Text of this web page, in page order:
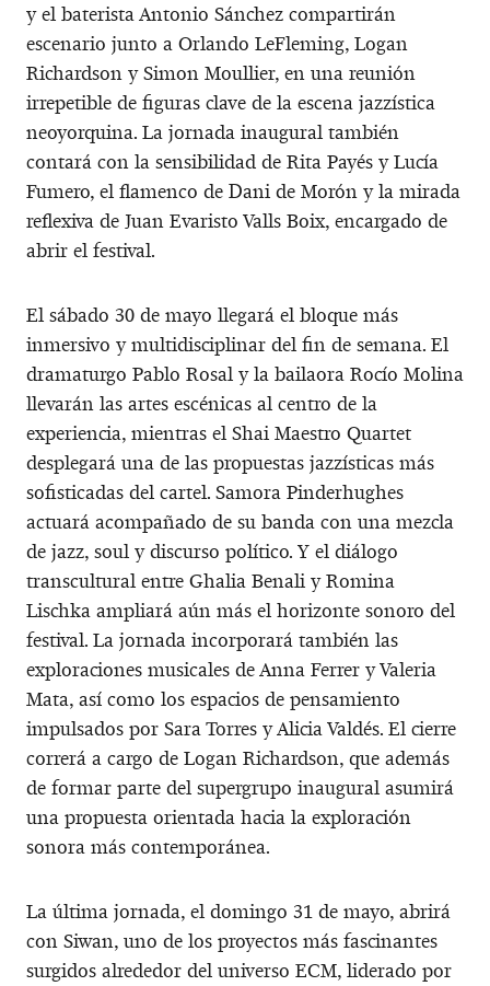
y el baterista Antonio Sánchez compartirán
escenario junto a Orlando LeFleming, Logan
Richardson y Simon Moullier, en una reunión
irrepetible de figuras clave de la escena jazzística
neoyorquina. La jornada inaugural también
contará con la sensibilidad de Rita Payés y Lucía
Fumero, el flamenco de Dani de Morón y la mirada
reflexiva de Juan Evaristo Valls Boix, encargado de
abrir el festival.
El sábado 30 de mayo llegará el bloque más
inmersivo y multidisciplinar del fin de semana. El
dramaturgo Pablo Rosal y la bailaora Rocío Molina
llevarán las artes escénicas al centro de la
experiencia, mientras el Shai Maestro Quartet
desplegará una de las propuestas jazzísticas más
sofisticadas del cartel. Samora Pinderhughes
actuará acompañado de su banda con una mezcla
de jazz, soul y discurso político. Y el diálogo
transcultural entre Ghalia Benali y Romina
Lischka ampliará aún más el horizonte sonoro del
festival. La jornada incorporará también las
exploraciones musicales de Anna Ferrer y Valeria
Mata, así como los espacios de pensamiento
impulsados por Sara Torres y Alicia Valdés. El cierre
correrá a cargo de Logan Richardson, que además
de formar parte del supergrupo inaugural asumirá
una propuesta orientada hacia la exploración
sonora más contemporánea.
La última jornada, el domingo 31 de mayo, abrirá
con Siwan, uno de los proyectos más fascinantes
surgidos alrededor del universo ECM, liderado por